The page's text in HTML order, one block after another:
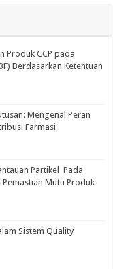
Produk CCP pada
Berdasarkan Ketentuan
Mengenal Peran
Farmasi
Partikel Pada
Mutu Produk
Sistem Quality